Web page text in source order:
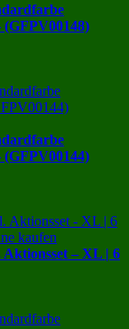
Aktionsset – XL | 6